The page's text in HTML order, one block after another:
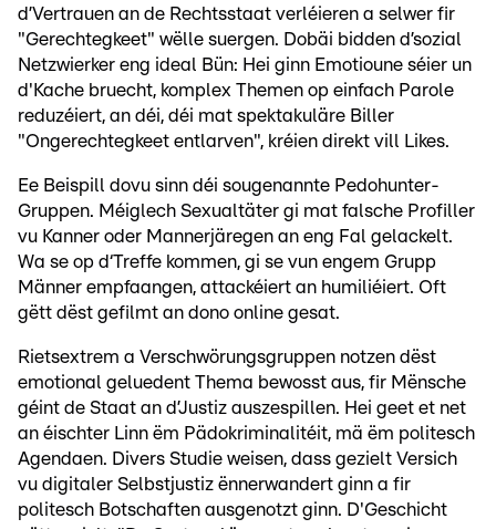
d’Vertrauen an de Rechtsstaat verléieren a selwer fir
"Gerechtegkeet" wëlle suergen. Dobäi bidden d’sozial
Netzwierker eng ideal Bün: Hei ginn Emotioune séier un
d'Kache bruecht, komplex Themen op einfach Parole
reduzéiert, an déi, déi mat spektakuläre Biller
"Ongerechtegkeet entlarven", kréien direkt vill Likes.
Ee Beispill dovu sinn déi sougenannte Pedohunter-
Gruppen. Méiglech Sexualtäter gi mat falsche Profiller
vu Kanner oder Mannerjäregen an eng Fal gelackelt.
Wa se op d‘Treffe kommen, gi se vun engem Grupp
Männer empfaangen, attackéiert an humiliéiert. Oft
gëtt dëst gefilmt an dono online gesat.
Rietsextrem a Verschwörungsgruppen notzen dëst
emotional geluedent Thema bewosst aus, fir Mënsche
géint de Staat an d’Justiz auszespillen. Hei geet et net
an éischter Linn ëm Pädokriminalitéit, mä ëm politesch
Agendaen. Divers Studie weisen, dass gezielt Versich
vu digitaler Selbstjustiz ënnerwandert ginn a fir
politesch Botschaften ausgenotzt ginn. D'Geschicht